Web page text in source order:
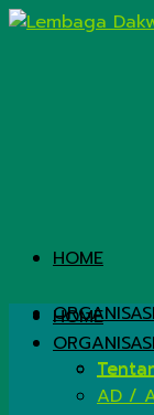
HOME
HOME
AD /